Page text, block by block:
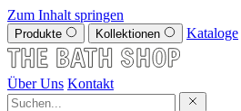
Zum Inhalt springen
Produkte Kollektionen Kataloge
Über Uns Kontakt